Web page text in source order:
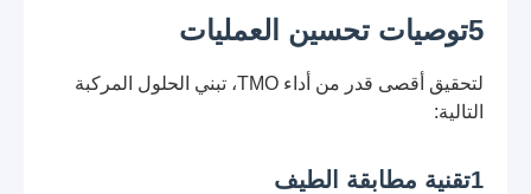
5توصيات تحسين العمليات
لتحقيق أقصى قدر من أداء TMO، تبني الحلول المركبة
التالية:
1تقنية مطابقة الطيف